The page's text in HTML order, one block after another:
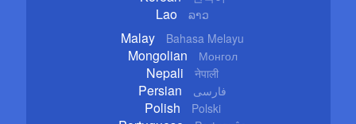
Lao ລາວ
Malay Bahasa Melayu
Mongolian Монгол
Nepali नेपाली
Persian فارسی
Polish Polski